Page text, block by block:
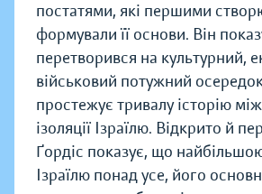
постатями, які першими
формували її основи. Він
перетворився на культурний,
військовий потужний
простежує тривалу історію
ізоляції Ізраїлю. Відкрито й
Ґордіс показує, що
Ізраїлю понад усе, його